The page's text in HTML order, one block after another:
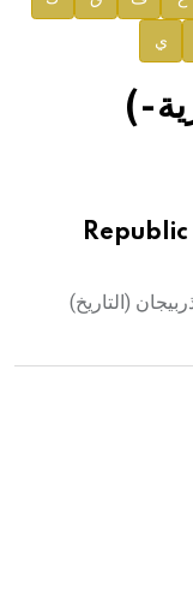
في عام 2026
ي
)
(التاريخ)